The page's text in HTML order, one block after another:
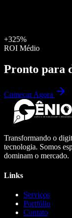
+325%
ROI Médio
Pronto para
Começar Agora
Transformando o
tecnologia. Somos
dominam o mercado.
Links
Serviços
Portfólio
Contato